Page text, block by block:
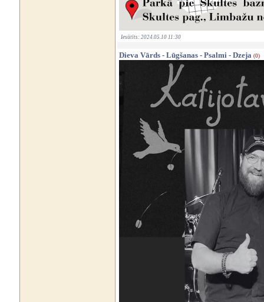
Iesūtīts: 2024.05.10 11:30
Dieva Vārds - Lūgšanas - Psalmi - Dzeja (0)